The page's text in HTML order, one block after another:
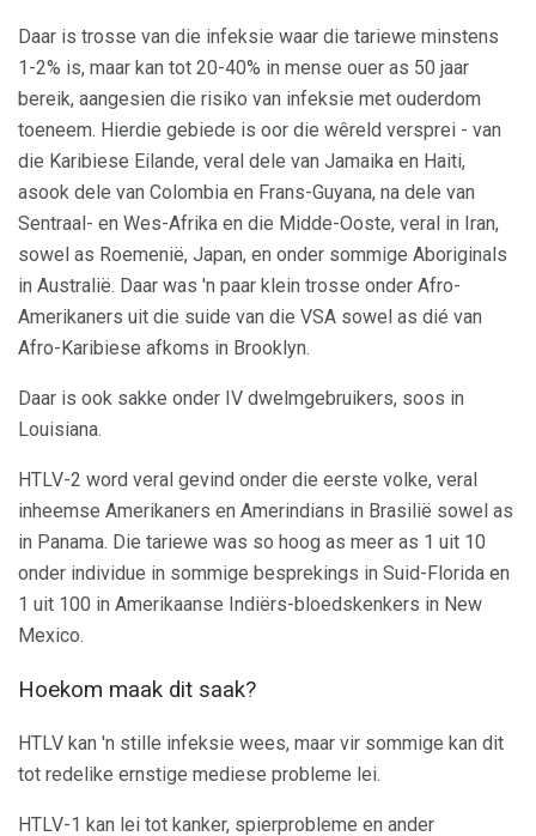
Daar is trosse van die infeksie waar die tariewe minstens
1-2% is, maar kan tot 20-40% in mense ouer as 50 jaar
bereik, aangesien die risiko van infeksie met ouderdom
toeneem. Hierdie gebiede is oor die wêreld versprei - van
die Karibiese Eilande, veral dele van Jamaika en Haiti,
asook dele van Colombia en Frans-Guyana, na dele van
Sentraal- en Wes-Afrika en die Midde-Ooste, veral in Iran,
sowel as Roemenië, Japan, en onder sommige Aboriginals
in Australië. Daar was 'n paar klein trosse onder Afro-
Amerikaners uit die suide van die VSA sowel as dié van
Afro-Karibiese afkoms in Brooklyn.
Daar is ook sakke onder IV dwelmgebruikers, soos in
Louisiana.
HTLV-2 word veral gevind onder die eerste volke, veral
inheemse Amerikaners en Amerindians in Brasilië sowel as
in Panama. Die tariewe was so hoog as meer as 1 uit 10
onder individue in sommige besprekings in Suid-Florida en
1 uit 100 in Amerikaanse Indiërs-bloedskenkers in New
Mexico.
Hoekom maak dit saak?
HTLV kan 'n stille infeksie wees, maar vir sommige kan dit
tot redelike ernstige mediese probleme lei.
HTLV-1 kan lei tot kanker, spierprobleme en ander